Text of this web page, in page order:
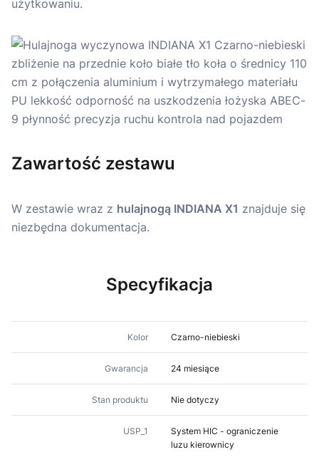
użytkowaniu.
Zawartość zestawu
W zestawie wraz z hulajnogą INDIANA X1 znajduje się
niezbędna dokumentacja.
Specyfikacja
Kolor Czarno-niebieski
Gwarancja 24 miesiące
Stan produktu Nie dotyczy
USP_1
System HIC - ograniczenie
luzu kierownicy